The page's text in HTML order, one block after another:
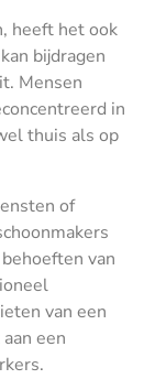
heeft het ook
bijdragen
Mensen
in
thuis als op
of
van
van een
een